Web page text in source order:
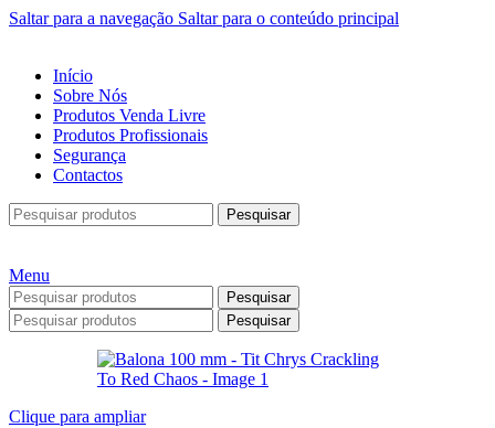
Saltar para a navegação Saltar para o conteúdo principal
Início
Sobre Nós
Produtos Venda Livre
Produtos Profissionais
Segurança
Contactos
Pesquisar
Menu
Pesquisar
Pesquisar
Clique para ampliar